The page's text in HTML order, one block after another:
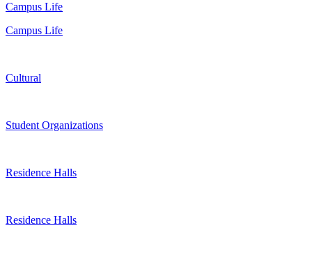
Campus Life
Campus Life
Cultural
Student Organizations
Residence Halls
Residence Halls